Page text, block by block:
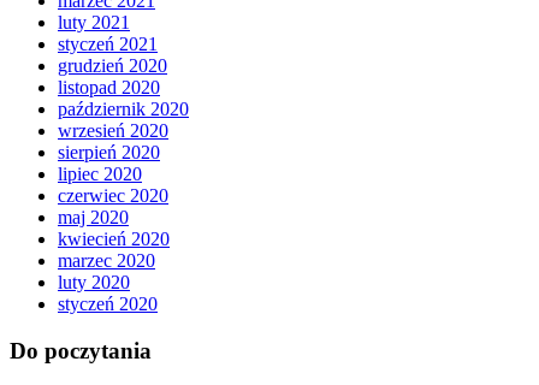
luty 2021
styczeń 2021
grudzień 2020
listopad 2020
październik 2020
wrzesień 2020
sierpień 2020
lipiec 2020
czerwiec 2020
maj 2020
kwiecień 2020
marzec 2020
luty 2020
styczeń 2020
Do poczytania